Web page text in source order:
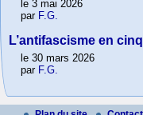
le 3 mai 2026
par F.G.
L’antifascisme en
le 30 mars 2026
par F.G.